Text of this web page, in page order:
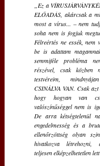
„Ez a
ELŐADÁS, akárcsak a
most a vírus... – nem
soha nem is fogjuk
Félreértés ne essék, nem
be is adattam
semmiféle probléma
részével, csak közben
testvéreim,
CSINÁLVA VAN. Csak
hogy hogyan van
valószínűséggel nem is
De arra kétségtelenül
engedelmesség és a
ellenőrzöttség olyan
hivatkozva létrehozni,
teljesen elképzelhetetlen